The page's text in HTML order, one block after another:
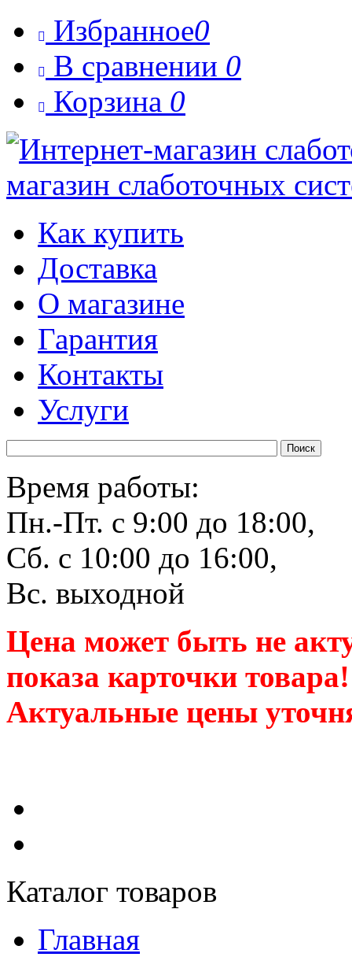
 Избранное0
 В сравнении 0
 Корзина 0
магазин слаботочных
Как купить
Доставка
О магазине
Гарантия
Контакты
Услуги
Время работы:
Пн.-Пт. с 9:00 до 18:00,
Сб. с 10:00 до 16:00,
Вс. выходной
Цена может быть не
показа карточки товара!
Актуальные цены
Каталог товаров
Главная